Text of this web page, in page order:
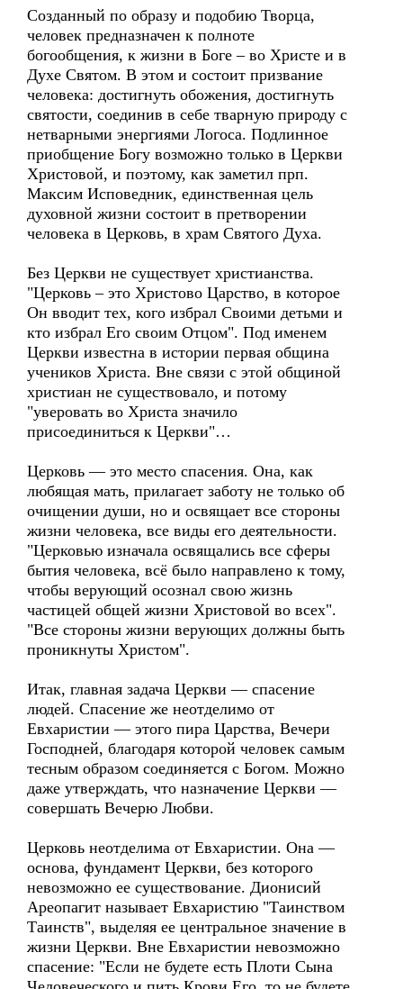
Созданный по образу и подобию Творца,
человек предназначен к полноте
богообщения, к жизни в Боге – во Христе и в
Духе Святом. В этом и состоит призвание
человека: достигнуть обожения, достигнуть
святости, соединив в себе тварную природу с
нетварными энергиями Логоса. Подлинное
приобщение Богу возможно только в Церкви
Христовой, и поэтому, как заметил прп.
Максим Исповедник, единственная цель
духовной жизни состоит в претворении
человека в Церковь, в храм Святого Духа.
Без Церкви не существует христианства.
"Церковь – это Христово Царство, в которое
Он вводит тех, кого избрал Своими детьми и
кто избрал Его своим Отцом". Под именем
Церкви известна в истории первая община
учеников Христа. Вне связи с этой общиной
христиан не существовало, и потому
"уверовать во Христа значило
присоединиться к Церкви"…
Церковь — это место спасения. Она, как
любящая мать, прилагает заботу не только об
очищении души, но и освящает все стороны
жизни человека, все виды его деятельности.
"Церковью изначала освящались все сферы
бытия человека, всё было направлено к тому,
чтобы верующий осознал свою жизнь
частицей общей жизни Христовой во всех".
"Все стороны жизни верующих должны быть
проникнуты Христом".
Итак, главная задача Церкви — спасение
людей. Спасение же неотделимо от
Евхаристии — этого пира Царства, Вечери
Господней, благодаря которой человек самым
тесным образом соединяется с Богом. Можно
даже утверждать, что назначение Церкви —
совершать Вечерю Любви.
Церковь неотделима от Евхаристии. Она —
основа, фундамент Церкви, без которого
невозможно ее существование. Дионисий
Ареопагит называет Евхаристию "Таинством
Таинств", выделяя ее центральное значение в
жизни Церкви. Вне Евхаристии невозможно
спасение: "Если не будете есть Плоти Сына